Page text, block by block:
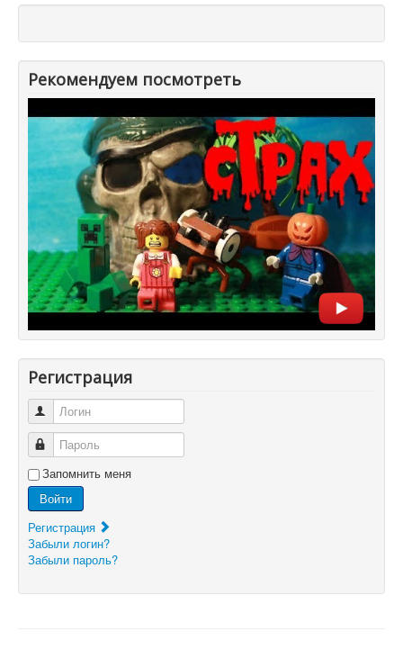
Рекомендуем посмотреть
Регистрация
Логин
Пароль
Запомнить меня
Войти
Регистрация
Забыли логин?
Забыли пароль?